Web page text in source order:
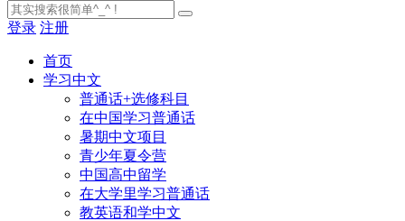
登录 注册
首页
学习中文
普通话+选修科目
在中国学习普通话
暑期中文项目
青少年夏令营
中国高中留学
在大学里学习普通话
教英语和学中文